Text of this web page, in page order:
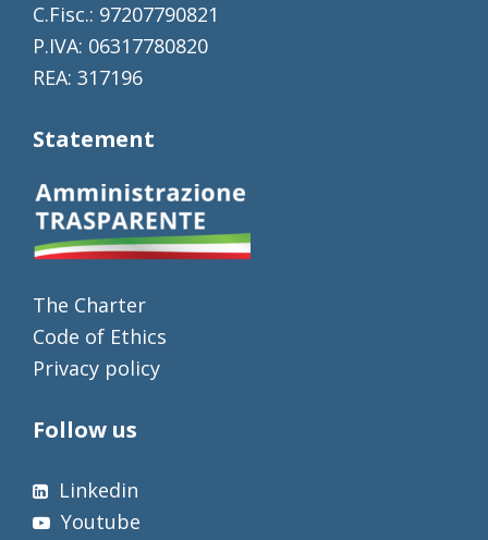
C.Fisc.: 97207790821
P.IVA: 06317780820
REA: 317196
Statement
The Charter
Code of Ethics
Privacy policy
Follow us
Linkedin
Youtube